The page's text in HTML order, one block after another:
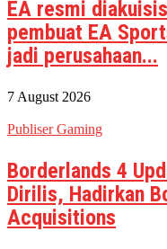
EA resmi
pembuat EA
jadi perusahaan...
7 August 2026
Publiser Gaming
Borderlands 4
Dirilis, Hadirkan
Acquisitions